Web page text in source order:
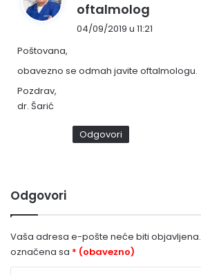
oftalmolog
a
s
04/09/2019 u 11:21
Poštovana,
obavezno se odmah javite oftalmologu.
Pozdrav,
dr. Šarić
Odgovori
Odgovori
Vaša adresa e-pošte neće biti objavljena.
označena sa * (obavezno)